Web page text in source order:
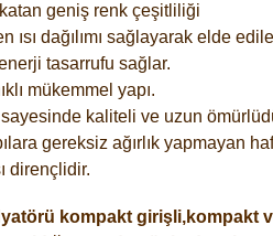
geniş renk çeşitliliği
ısı dağılımı sağlayarak elde
tasarrufu sağlar.
mükemmel yapı.
kaliteli ve uzun
gereksiz ağırlık yapmayan
dirençlidir.
kompakt girişli,kompakt